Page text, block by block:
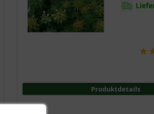
Produktdetails